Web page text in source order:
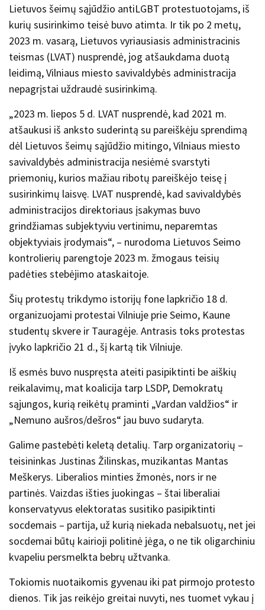
Lietuvos šeimų sąjūdžio antiLGBT protestuotojams, iš
kurių susirinkimo teisė buvo atimta. Ir tik po 2 metų,
2023 m. vasarą, Lietuvos vyriausiasis administracinis
teismas (LVAT) nusprendė, jog atšaukdama duotą
leidimą, Vilniaus miesto savivaldybės administracija
nepagrįstai uždraudė susirinkimą.
„2023 m. liepos 5 d. LVAT nusprendė, kad 2021 m.
atšaukusi iš anksto suderintą su pareiškėju sprendimą
dėl Lietuvos šeimų sąjūdžio mitingo, Vilniaus miesto
savivaldybės administracija nesiėmė svarstyti
priemonių, kurios mažiau ribotų pareiškėjo teisę į
susirinkimų laisvę. LVAT nusprendė, kad savivaldybės
administracijos direktoriaus įsakymas buvo
grindžiamas subjektyviu vertinimu, neparemtas
objektyviais įrodymais“, – nurodoma Lietuvos Seimo
kontrolierių parengtoje 2023 m. žmogaus teisių
padėties stebėjimo ataskaitoje.
Šių protestų trikdymo istorijų fone lapkričio 18 d.
organizuojami protestai Vilniuje prie Seimo, Kaune
studentų skvere ir Tauragėje. Antrasis toks protestas
įvyko lapkričio 21 d., šį kartą tik Vilniuje.
Iš esmės buvo nuspręsta ateiti pasipiktinti be aiškių
reikalavimų, mat koalicija tarp LSDP, Demokratų
sąjungos, kurią reikėtų praminti „Vardan valdžios“ ir
„Nemuno aušros/dešros“ jau buvo sudaryta.
Galime pastebėti keletą detalių. Tarp organizatorių –
teisininkas Justinas Žilinskas, muzikantas Mantas
Meškerys. Liberalios minties žmonės, nors ir ne
partinės. Vaizdas išties juokingas – štai liberaliai
konservatyvus elektoratas susitiko pasipiktinti
socdemais – partija, už kurią niekada nebalsuotų, net jei
socdemai būtų kairioji politinė jėga, o ne tik oligarchiniu
kvapeliu persmelkta bebrų užtvanka.
Tokiomis nuotaikomis gyvenau iki pat pirmojo protesto
dienos. Tik jas reikėjo greitai nuvyti, nes tuomet vykau į